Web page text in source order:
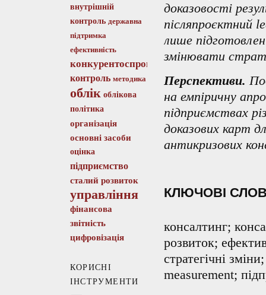
внутрішній
контроль державна
підтримка
ефективність
конкурентоспроможність
контроль методика
облік облікова
політика
організація
основні засоби
оцінка
підприємство
сталий розвиток
управління
фінансова
звітність
цифровізація
КОРИСНІ
ІНСТРУМЕНТИ
доказовості
післяпроєктний
лише
змінювати
Перспективи.
на емпіричну
підприємствах
доказових карт
антикризових
КЛЮЧОВІ
консалтинг;
розвиток;
стратегічні
measurement;